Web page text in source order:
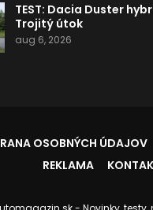
TEST: Dacia Duster
Trojitý útok
aug 6, 2026
OSOBNÝCH ÚDAJOV
REKLAMA